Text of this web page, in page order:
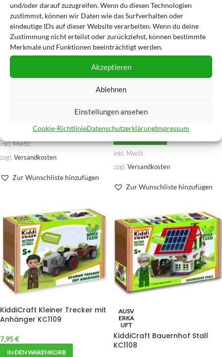
und/oder darauf zuzugreifen. Wenn du diesen Technologien
zustimmst, können wir Daten wie das Surfverhalten oder
eindeutige IDs auf dieser Website verarbeiten. Wenn du deine
Zustimmung nicht erteilst oder zurückziehst, können bestimmte
Merkmale und Funktionen beeinträchtigt werden.
Akzeptieren
Ablehnen
Einstellungen ansehen
Cookie-RichtlinieDatenschutzerklärungImpressum
ERKA
KiddiCraft Tiny House KC1202
WEITERLESEN
inkl. MwSt.
zzgl. Versandkosten
Zur Wunschliste hinzufügen
AUSV
KiddiCraft Großer Schlepper
inkl. MwSt.
zzgl. Versandkosten
Zur Wunschliste hinzufügen
KiddiCraft Kleiner Trecker mit
Anhänger KC1109
7,95€
IN DEN WARENKORB
AUSV
ERKA
UFT
KiddiCraft Bauernhof Stall
KC1108